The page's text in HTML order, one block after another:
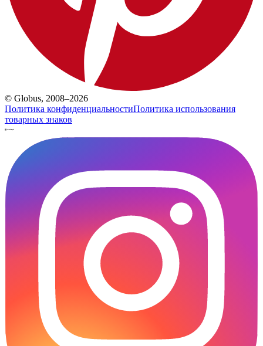
© Globus, 2008–2026
Политика конфиденциальностиПолитика использования
товарных знаков